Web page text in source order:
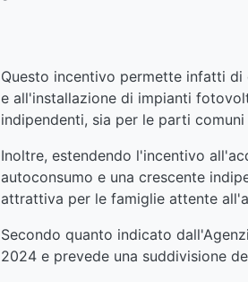
Questo incentivo permette infatti
e all'installazione di impianti
indipendenti, sia per le parti
Inoltre, estendendo l'incentivo
autoconsumo e una crescente
attrattiva per le famiglie attente
Secondo quanto indicato
2024 e prevede una suddivisione